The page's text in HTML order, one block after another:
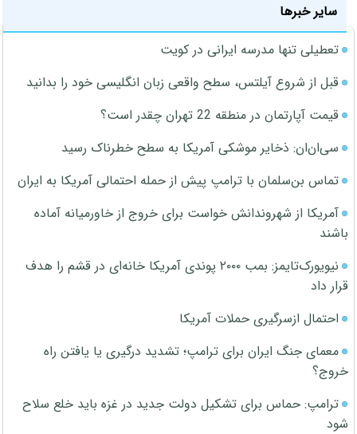
سایر خبرها
تعطیلی تنها مدرسه ایرانی در کویت
قبل از شروع آیلتس، سطح واقعی زبان انگلیسی خود را بدانید
قیمت آپارتمان در منطقه 22 تهران چقدر است؟
سی‌ان‌ان: ذخایر موشکی آمریکا به سطح خطرناک رسید
تماس بن‌سلمان با ترامپ پیش از حمله احتمالی آمریکا به ایران
آمریکا از شهروندانش خواست برای خروج از خاورمیانه آماده
باشند
نیویورک‌تایمز: بمب ۲۰۰۰ پوندی آمریکا خانه‌ای در قشم را هدف
قرار داد
احتمال ازسرگیری حملات آمریکا
معمای جنگ ایران برای ترامپ؛ تشدید درگیری یا یافتن راه
خروج؟
ترامپ: حماس برای تشکیل دولت جدید در غزه باید خلع سلاح
شود